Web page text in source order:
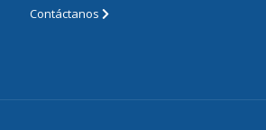
Contáctanos